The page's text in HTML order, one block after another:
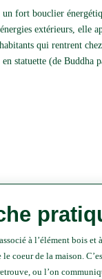
fort bouclier
extérieurs, elle
qui rentrent
statuette (de Buddha
à l’élément bois et
le coeur de la maison.
ou l’on